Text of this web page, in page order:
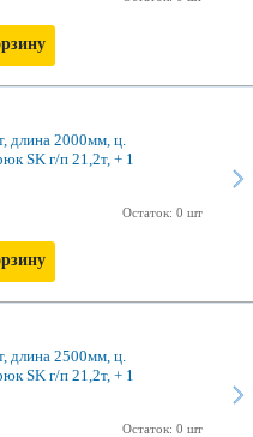
длина 2000мм, ц.
SK г/п 21,2т, + 1
Остаток: 0 шт
длина 2500мм, ц.
SK г/п 21,2т, + 1
Остаток: 0 шт